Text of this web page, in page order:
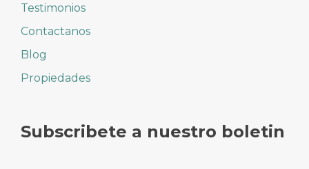
Testimonios
Contactanos
Blog
Propiedades
Subscribete a nuestro boletin